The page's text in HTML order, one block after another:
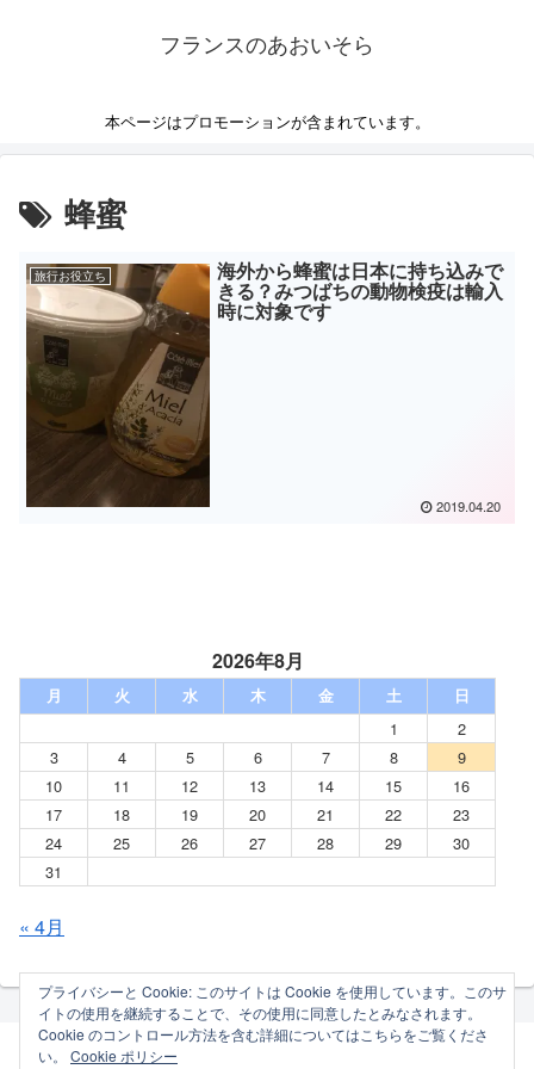
フランスのあおいそら
本ページはプロモーションが含まれています。
蜂蜜
旅行お役立ち 海外から蜂蜜は日本に持ち込みで
きる？みつばちの動物検疫は輸入
時に対象です
2019.04.20
2026年8月
月 火 水 木 金 土 日
1
2
3
4 5 6 7 8
9
10
11 12 13 14 15
16
17
18 19 20 21 22
23
24
25 26 27 28 29
30
31
« 4月
プライバシーと Cookie: このサイトは Cookie を使用しています。このサ
イトの使用を継続することで、その使用に同意したとみなされます。
Cookie のコントロール方法を含む詳細についてはこちらをご覧くださ
い。 Cookie ポリシー